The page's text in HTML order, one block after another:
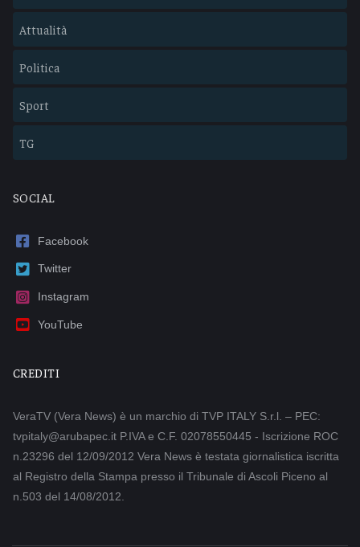
Attualità
Politica
Sport
TG
SOCIAL
Facebook
Twitter
Instagram
YouTube
CREDITI
VeraTV (Vera News) è un marchio di TVP ITALY S.r.l. – PEC:
tvpitaly@arubapec.it P.IVA e C.F. 02078550445 - Iscrizione ROC
n.23296 del 12/09/2012 Vera News è testata giornalistica iscritta
al Registro della Stampa presso il Tribunale di Ascoli Piceno al
n.503 del 14/08/2012.